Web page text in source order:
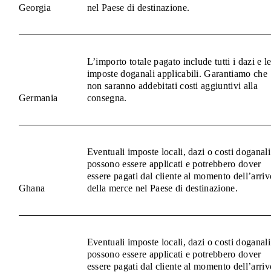
Georgia
nel Paese di destinazione.
Germania
L’importo totale pagato include tutti i dazi e le
imposte doganali applicabili. Garantiamo che
non saranno addebitati costi aggiuntivi alla
consegna.
Ghana
Eventuali imposte locali, dazi o costi doganali
possono essere applicati e potrebbero dover
essere pagati dal cliente al momento
della merce nel Paese di destinazione.
Eventuali imposte locali, dazi o costi doganali
possono essere applicati e potrebbero dover
essere pagati dal cliente al momento